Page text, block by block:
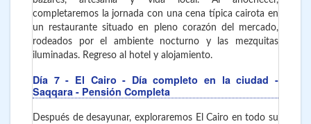
completaremos la jornada con una cena típica cairota en
un restaurante situado en pleno corazón del mercado,
rodeados por el ambiente nocturno y las mezquitas
iluminadas. Regreso al hotel y alojamiento.
Día 7 - El Cairo - Día completo en la ciudad -
Saqqara - Pensión Completa
Después de desayunar, exploraremos El Cairo en todo su